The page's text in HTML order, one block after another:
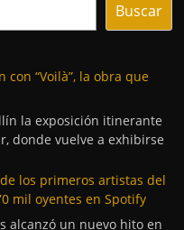
Buscar
“Voilà”, la obra que
la exposición itinerante
donde vuelve a exhibirse
los primeros artistas del
mil oyentes en Spotify
alcanzó un nuevo hito en